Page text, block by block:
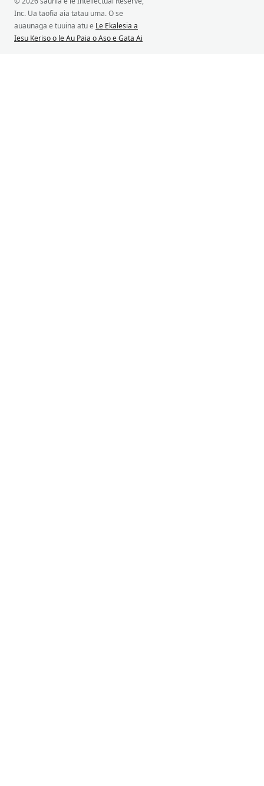
Inc. Ua taofia aia tatau uma. O se
auaunaga e tuuina atu e Le Ekalesia a
Iesu Keriso o le Au Paia o Aso e Gata Ai